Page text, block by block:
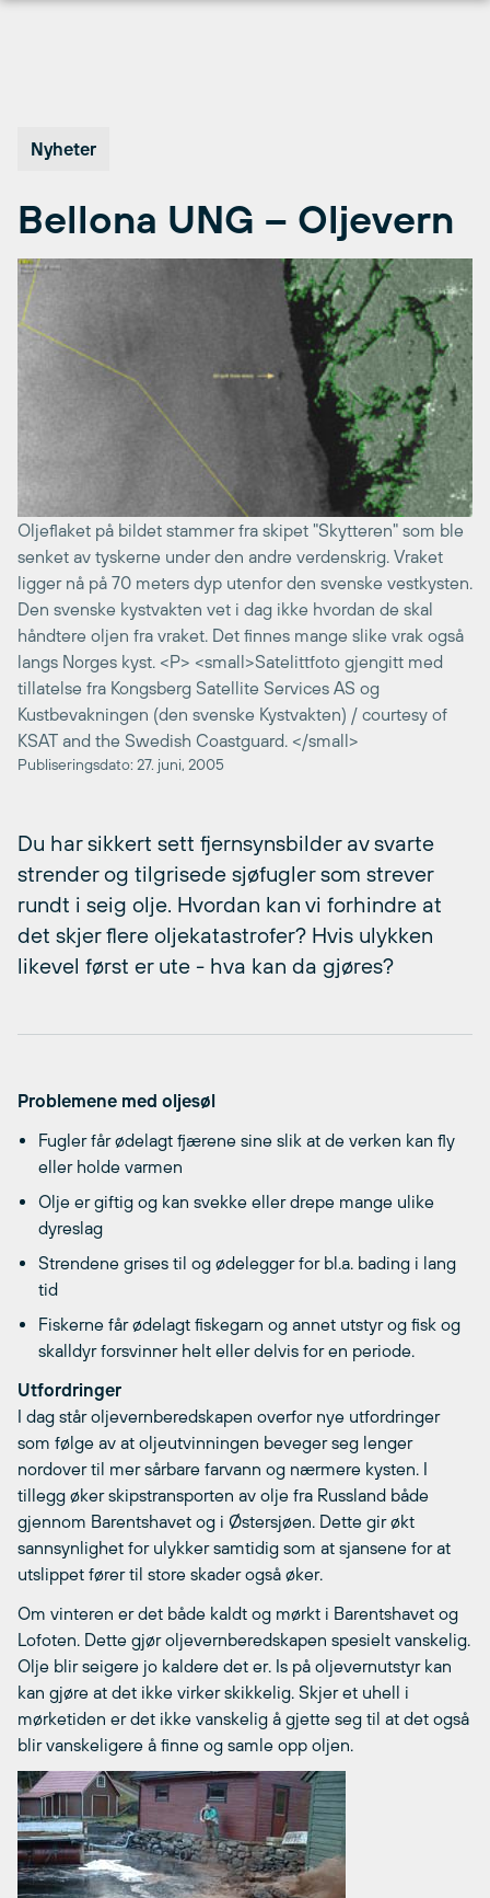
Nyheter
Bellona UNG – Oljevern
Oljeflaket på bildet stammer fra skipet "Skytteren" som ble
senket av tyskerne under den andre verdenskrig. Vraket
ligger nå på 70 meters dyp utenfor den svenske vestkysten.
Den svenske kystvakten vet i dag ikke hvordan de skal
håndtere oljen fra vraket. Det finnes mange slike vrak også
langs Norges kyst. <P> <small>Satelittfoto gjengitt med
tillatelse fra Kongsberg Satellite Services AS og
Kustbevakningen (den svenske Kystvakten) / courtesy of
KSAT and the Swedish Coastguard. </small>
Publiseringsdato: 27. juni, 2005
Du har sikkert sett fjernsynsbilder av svarte
strender og tilgrisede sjøfugler som strever
rundt i seig olje. Hvordan kan vi forhindre at
det skjer flere oljekatastrofer? Hvis ulykken
likevel først er ute - hva kan da gjøres?
Problemene med oljesøl
Fugler får ødelagt fjærene sine slik at de verken kan fly
eller holde varmen
Olje er giftig og kan svekke eller drepe mange ulike
dyreslag
Strendene grises til og ødelegger for bl.a. bading i lang
tid
Fiskerne får ødelagt fiskegarn og annet utstyr og fisk og
skalldyr forsvinner helt eller delvis for en periode.
Utfordringer
I dag står oljevernberedskapen overfor nye utfordringer
som følge av at oljeutvinningen beveger seg lenger
nordover til mer sårbare farvann og nærmere kysten. I
tillegg øker skipstransporten av olje fra Russland både
gjennom Barentshavet og i Østersjøen. Dette gir økt
sannsynlighet for ulykker samtidig som at sjansene for at
utslippet fører til store skader også øker.
Om vinteren er det både kaldt og mørkt i Barentshavet og
Lofoten. Dette gjør oljevernberedskapen spesielt vanskelig.
Olje blir seigere jo kaldere det er. Is på oljevernutstyr kan
kan gjøre at det ikke virker skikkelig. Skjer et uhell i
mørketiden er det ikke vanskelig å gjette seg til at det også
blir vanskeligere å finne og samle opp oljen.